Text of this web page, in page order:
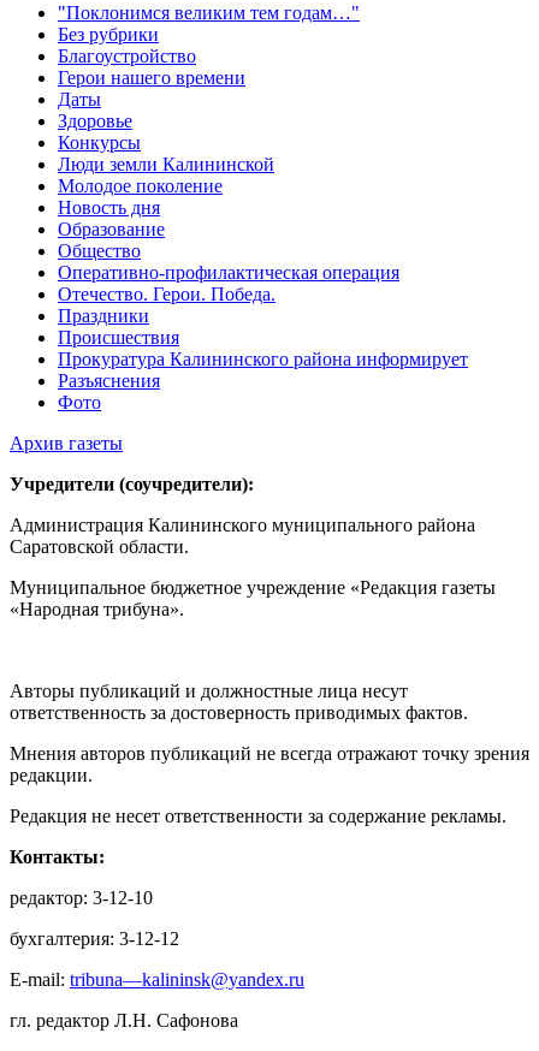
"Поклонимся великим тем годам…"
Без рубрики
Благоустройство
Герои нашего времени
Даты
Здоровье
Конкурсы
Люди земли Калининской
Молодое поколение
Новость дня
Образование
Общество
Оперативно-профилактическая операция
Отечество. Герои. Победа.
Праздники
Происшествия
Прокуратура Калининского района информирует
Разъяснения
Фото
Архив газеты
Учредители (соучредители):
Администрация Калининского муниципального района
Саратовской области.
Муниципальное бюджетное учреждение «Редакция газеты
«Народная трибуна».
Авторы публикаций и должностные лица несут
ответственность за достоверность приводимых фактов.
Мнения авторов публикаций не всегда отражают точку зрения
редакции.
Редакция не несет ответственности за содержание рекламы.
Контакты:
редактор: 3-12-10
бухгалтерия: 3-12-12
E-mail: tribuna—kalininsk@yandex.ru
гл. редактор Л.Н. Сафонова